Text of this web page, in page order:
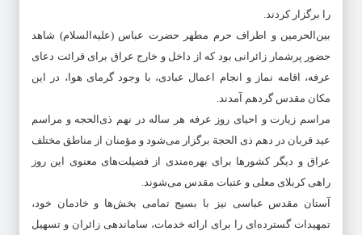
را برگزار کردند.
بین‌الحرمین و اطراف حرم مطهر حضرت عباس (علیه‌السلام) شاهد
حضور پرشمار زائرانی بود که از داخل و خارج عراق برای قرائت دعای
عرفه، اقامه نماز و انجام اعمال عبادی، با وجود گرمای هوا، در این
مکان مقدس گردهم آمدند.
مراسم زیارت و احیای روز عرفه هر ساله در نهم ذی‌الحجه و مراسم
عید قربان در دهم ذی الحجة برگزار می‌شود و مؤمنان از مناطق مختلف
عراق و دیگر کشورها برای بهره‌مندی از فضیلت‌های معنوی این روز
راهی کربلای معلی و عتبات مقدس می‌شوند.
آستان مقدس عباسی نیز با بسیج تمامی بخش‌ها و خادمان خود،
تمهیدات گسترده‌ای را برای ارائه خدمات، ساماندهی زائران و تسهیل